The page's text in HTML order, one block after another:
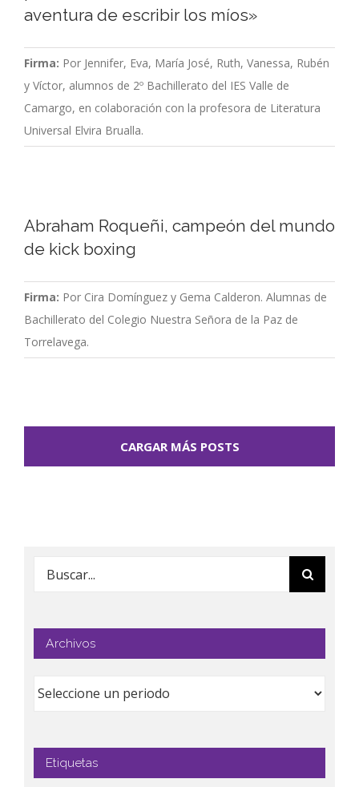
aventura de escribir los míos»
Firma: Por Jennifer, Eva, María José, Ruth, Vanessa, Rubén
y Víctor, alumnos de 2º Bachillerato del IES Valle de
Camargo, en colaboración con la profesora de Literatura
Universal Elvira Brualla.
Abraham Roqueñi, campeón del mundo
de kick boxing
Firma: Por Cira Domínguez y Gema Calderon. Alumnas de
Bachillerato del Colegio Nuestra Señora de la Paz de
Torrelavega.
CARGAR MÁS POSTS
Buscar:
Archivos
Etiquetas